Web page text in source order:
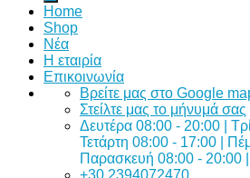
Home
Shop
Νέα
Η εταιρία
Επικοινωνία
Bρείτε μας στο Google
Στείλτε μας το μήνυμά σας
Δευτέρα 08:00 - 20:00 |
Τετάρτη 08:00 - 17:00 |
Παρασκευή 08:00 - 20:00
+30 2394072470